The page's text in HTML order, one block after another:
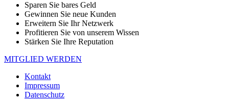
Sparen Sie bares Geld
Gewinnen Sie neue Kunden
Erweitern Sie Ihr Netzwerk
Profitieren Sie von unserem Wissen
Stärken Sie Ihre Reputation
MITGLIED WERDEN
Kontakt
Impressum
Datenschutz